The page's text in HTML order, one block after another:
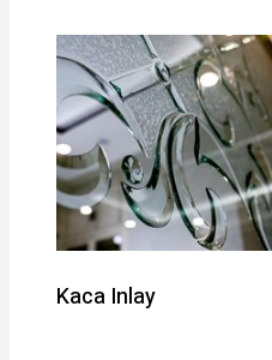
Kaca Inlay